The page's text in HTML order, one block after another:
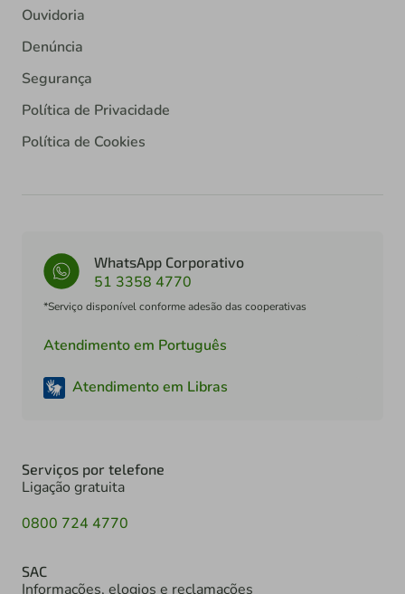
Ouvidoria
Denúncia
Segurança
Política de Privacidade
Política de Cookies
WhatsApp Corporativo
51 3358 4770
*Serviço disponível conforme adesão das cooperativas
Atendimento em Português
Atendimento em Libras
Serviços por telefone
Ligação gratuita
0800 724 4770
SAC
Informações, elogios e reclamações